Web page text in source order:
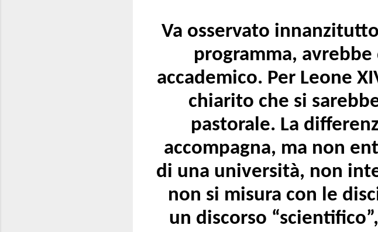
Va osservato
programma,
accademico. Per Leone
chiarito che si
pastorale. La
accompagna, ma non
di una università, non
non si misura con le
un discorso